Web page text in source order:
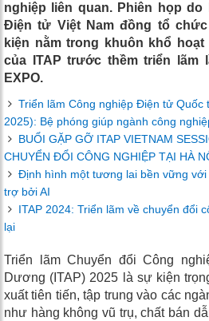
nghiệp liên quan. Phiên họp do
Điện tử Việt Nam đồng tổ
kiện nằm trong khuôn khổ
của ITAP trước thềm triển lãm
EXPO.
Triển lãm Công nghiệp Điện tử Quốc
2025): Bệ phóng giúp ngành công
BUỔI GẶP GỠ ITAP VIETNAM
CHUYỂN ĐỔI CÔNG NGHIỆP TẠI HÀ
Định hình một tương lai bền vững
trợ bởi AI
ITAP 2024: Triển lãm về chuyển đổi
lại
Triển lãm Chuyển đổi Công
Dương (ITAP) 2025 là sự kiện
xuất tiên tiến, tập trung vào các
như hàng không vũ trụ, chất bán